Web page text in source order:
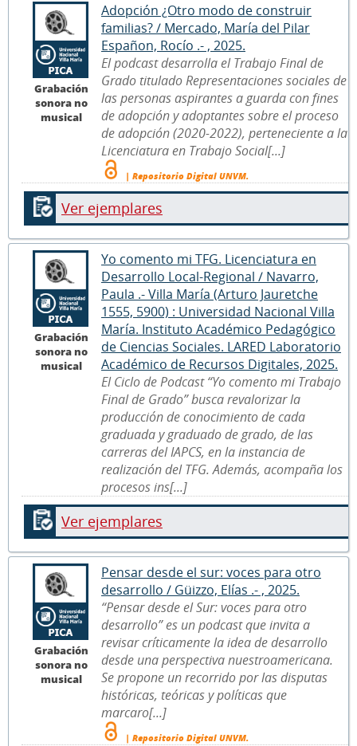
Grabación
sonora no
musical
Adopción ¿Otro modo de construir
familias? / Mercado, María del Pilar
Españon, Rocío .- , 2025.
El podcast desarrolla el Trabajo Final de
Grado titulado Representaciones sociales de
las personas aspirantes a guarda con fines
de adopción y adoptantes sobre el proceso
de adopción (2020-2022), perteneciente a la
Licenciatura en Trabajo Social[...]
| Repositorio Digital UNVM.
Ver ejemplares
Grabación
sonora no
musical
Yo comento mi TFG. Licenciatura en
Desarrollo Local-Regional / Navarro,
Paula .- Villa María (Arturo Jauretche
1555, 5900) : Universidad Nacional Villa
María. Instituto Académico Pedagógico
de Ciencias Sociales. LARED Laboratorio
Académico de Recursos Digitales, 2025.
El Ciclo de Podcast “Yo comento mi Trabajo
Final de Grado” busca revalorizar la
producción de conocimiento de cada
graduada y graduado de grado, de las
carreras del IAPCS, en la instancia de
realización del TFG. Además, acompaña los
procesos ins[...]
Ver ejemplares
Grabación
sonora no
musical
Pensar desde el sur: voces para otro
desarrollo / Güizzo, Elías .- , 2025.
“Pensar desde el Sur: voces para otro
desarrollo” es un podcast que invita a
revisar críticamente la idea de desarrollo
desde una perspectiva nuestroamericana.
Se propone un recorrido por las disputas
históricas, teóricas y políticas que
marcaro[...]
| Repositorio Digital UNVM.